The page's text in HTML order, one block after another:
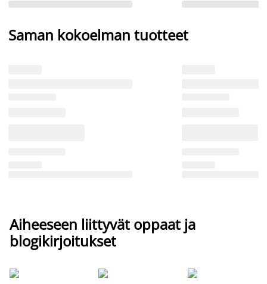
Saman kokoelman tuotteet
Aiheeseen liittyvät oppaat ja
blogikirjoitukset